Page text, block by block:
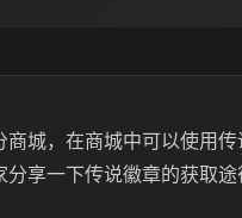
商城，在商城中可以使用
享一下传说徽章的获取途